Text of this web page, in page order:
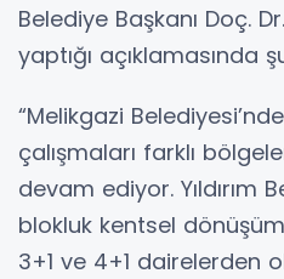
Belediye Başkanı Doç.
yaptığı açıklamasında
“Melikgazi
çalışmaları farklı
devam ediyor. Yıldırım
blokluk kentsel
3+1 ve 4+1 dairelerden